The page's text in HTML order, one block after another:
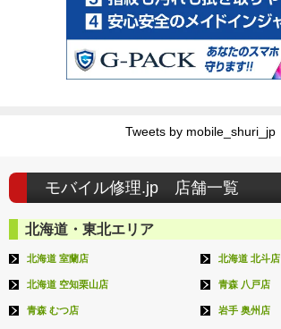
Tweets by mobile_shuri_jp
モバイル修理.jp 店舗一覧
北海道・東北エリア
北海道 室蘭店 北海道 北斗店
北海道 空知栗山店 青森 八戸店
青森 むつ店 岩手 奥州店